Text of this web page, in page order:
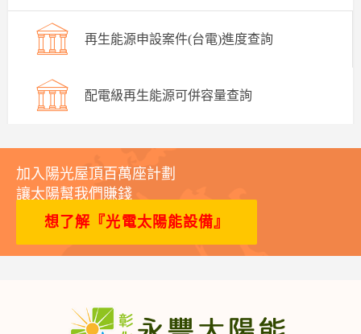
再生能源申設案件(台電)進度查詢
配電級再生能源可併容量查詢
加入陽光屋頂百萬座計劃
讓太陽幫我們賺錢
想了解『光電太陽能設備』